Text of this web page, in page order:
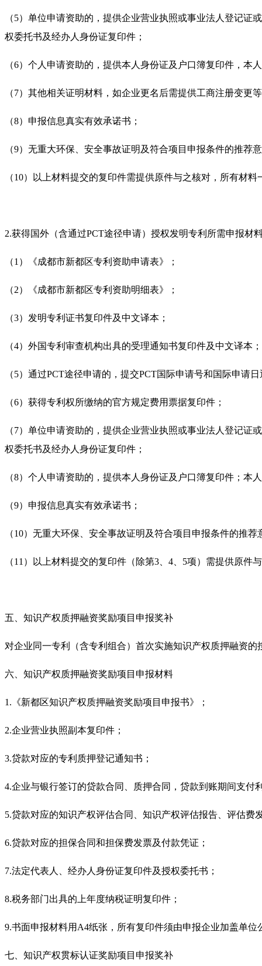
（5）单位申请资助的，提供企业营业执照或事业法人登记
权委托书及经办人身份证复印件；
（6）个人申请资助的，提供本人身份证及户口簿复印件，本
（7）其他相关证明材料，如企业更名后需提供工商注册变更
（8）申报信息真实有效承诺书；
（9）无重大环保、安全事故证明及符合项目申报条件的推荐
（10）以上材料提交的复印件需提供原件与之核对，所有材
2.获得国外（含通过PCT途径申请）授权发明专利所需申报材
（1）《成都市新都区专利资助申请表》；
（2）《成都市新都区专利资助明细表》；
（3）发明专利证书复印件及中文译本；
（4）外国专利审查机构出具的受理通知书复印件及中文译本
（5）通过PCT途径申请的，提交PCT国际申请号和国际申
（6）获得专利权所缴纳的官方规定费用票据复印件；
（7）单位申请资助的，提供企业营业执照或事业法人登记
权委托书及经办人身份证复印件；
（8）个人申请资助的，提供本人身份证及户口簿复印件；本
（9）申报信息真实有效承诺书；
（10）无重大环保、安全事故证明及符合项目申报条件的推
（11）以上材料提交的复印件（除第3、4、5项）需提供原
五、知识产权质押融资奖励项目申报奖补
对企业同一专利（含专利组合）首次实施知识产权质押融资
六、 知识产权质押融资奖励项目申报材料
1.《新都区知识产权质押融资奖励项目申报书》；
2.企业营业执照副本复印件；
3.贷款对应的专利质押登记通知书；
4.企业与银行签订的贷款合同、质押合同，贷款到账期间支付
5.贷款对应的知识产权评估合同、知识产权评估报告、评估费
6.贷款对应的担保合同和担保费发票及付款凭证；
7.法定代表人、经办人身份证复印件及授权委托书；
8.税务部门出具的上年度纳税证明复印件；
9.书面申报材料用A4纸张，所有复印件须由申报企业加盖单位
七、知识产权贯标认证奖励项目申报奖补